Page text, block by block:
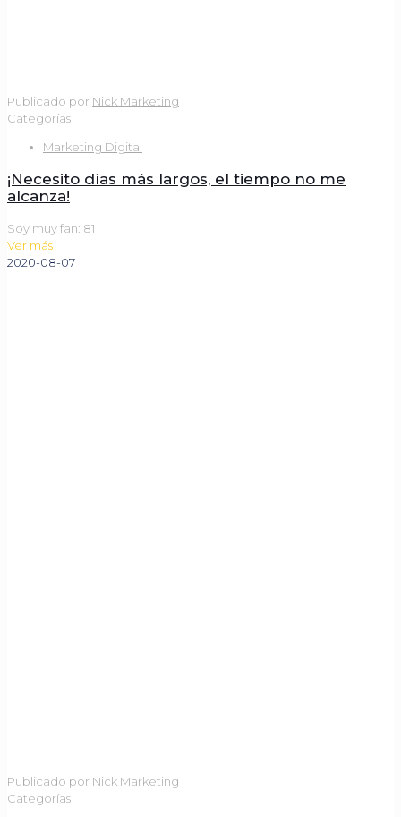
Publicado por Nick Marketing
Categorías
Marketing Digital
¡Necesito días más largos, el tiempo no me
alcanza!
Soy muy fan: 81
Ver más
2020-08-07
Publicado por Nick Marketing
Categorías